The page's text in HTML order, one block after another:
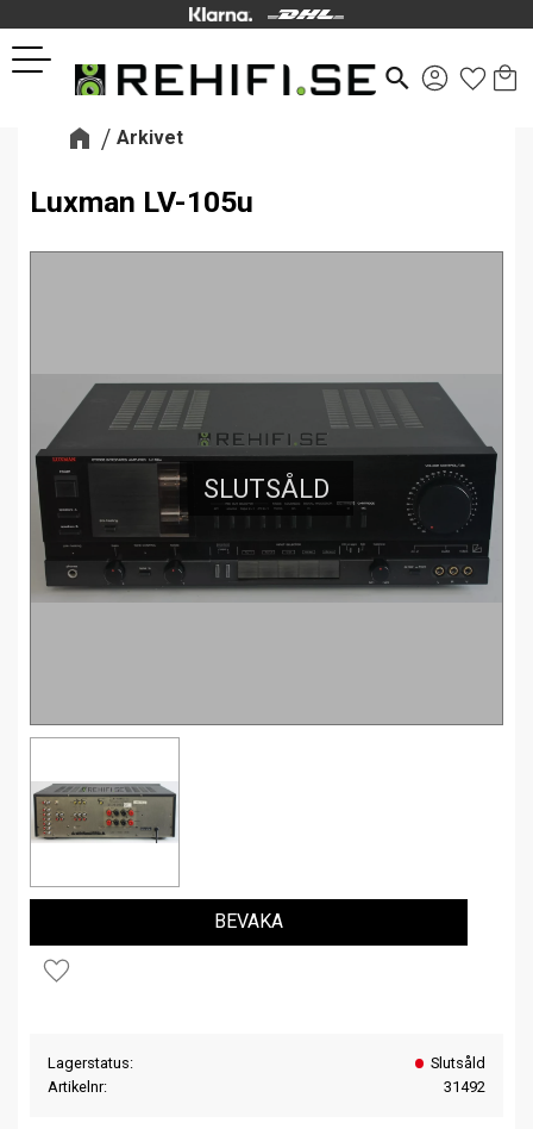
Meny
search
Arkivet
Luxman LV-105u
SLUTSÅLD
Lägg till i favoriter
BEVAKA
Lagerstatus
Slutsåld
Artikelnr
31492